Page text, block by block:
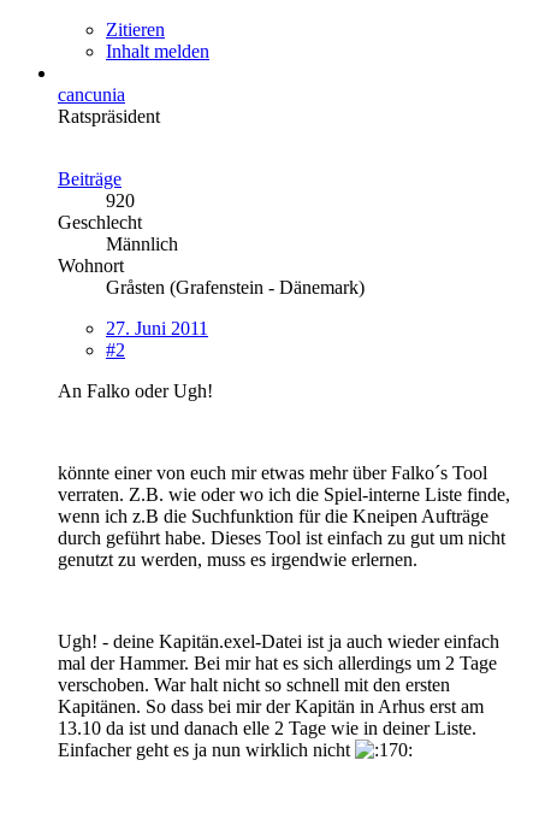
Zitieren
Inhalt melden
cancunia
Ratspräsident
Beiträge
920
Geschlecht
Männlich
Wohnort
Gråsten (Grafenstein - Dänemark)
27. Juni 2011
#2
An Falko oder Ugh!
könnte einer von euch mir etwas mehr über Falko´s Tool
verraten. Z.B. wie oder wo ich die Spiel-interne Liste finde,
wenn ich z.B die Suchfunktion für die Kneipen Aufträge
durch geführt habe. Dieses Tool ist einfach zu gut um nicht
genutzt zu werden, muss es irgendwie erlernen.
Ugh! - deine Kapitän.exel-Datei ist ja auch wieder einfach
mal der Hammer. Bei mir hat es sich allerdings um 2 Tage
verschoben. War halt nicht so schnell mit den ersten
Kapitänen. So dass bei mir der Kapitän in Arhus erst am
13.10 da ist und danach elle 2 Tage wie in deiner Liste.
Einfacher geht es ja nun wirklich nicht